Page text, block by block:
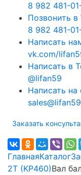
8 982 481-
Позвонить в
8 982 481-
Написать
vk.com/
Написать в
@lifan59
Написать на
Заказать
ГлавнаяКаталог
2T (KP460)Вал